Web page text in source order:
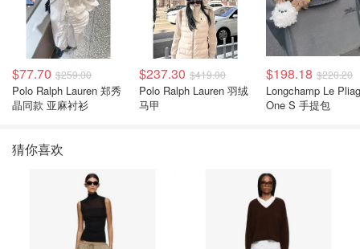
$77.70 $259.00
Polo Ralph Lauren 郑秀
晶同款 亚麻衬衫
$237.30 $419.00
Polo Ralph Lauren 羽绒
马甲
$198.18 $220.20
Longchamp Le
One S 手提包
猜你喜欢